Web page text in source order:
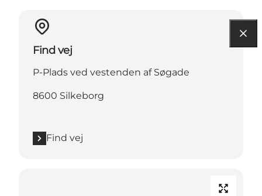
Find vej
P-Plads ved vestenden af Søgade
8600 Silkeborg
Find vej